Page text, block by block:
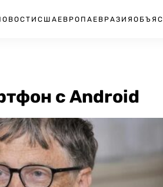
США ЕВРОПА ЕВРАЗИЯ
с Android